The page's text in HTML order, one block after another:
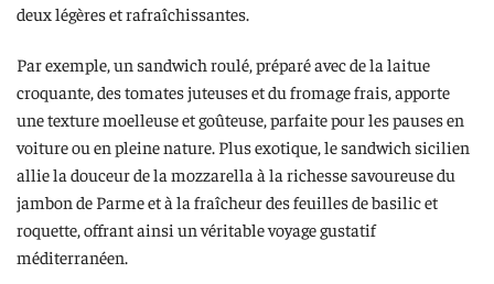
deux légères et rafraîchissantes.
Par exemple, un sandwich roulé, préparé avec de la laitue
croquante, des tomates juteuses et du fromage frais, apporte
une texture moelleuse et goûteuse, parfaite pour les pauses en
voiture ou en pleine nature. Plus exotique, le sandwich sicilien
allie la douceur de la mozzarella à la richesse savoureuse du
jambon de Parme et à la fraîcheur des feuilles de basilic et
roquette, offrant ainsi un véritable voyage gustatif
méditerranéen.